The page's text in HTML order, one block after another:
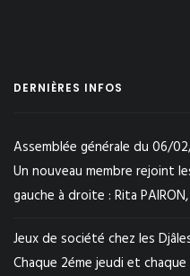
DERNIÈRES INFOS
Assemblée générale du 06/
Un nouveau membre rejoint
gauche à droite : Rita PAIRON,
Jeux de société chez les
Chaque 2éme jeudi et